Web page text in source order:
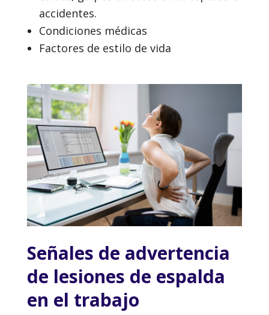
accidentes.
Condiciones médicas
Factores de estilo de vida
Señales de advertencia
de lesiones de espalda
en el trabajo